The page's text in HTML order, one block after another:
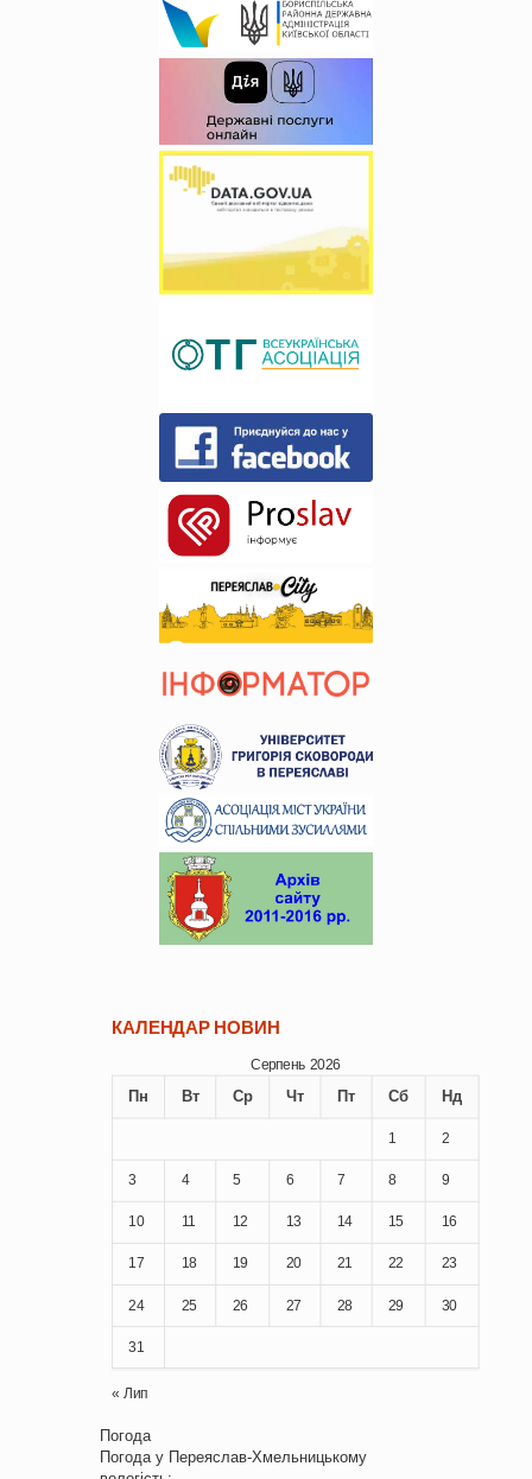
КАЛЕНДАР НОВИН
Серпень 2026
Пн Вт Ср Чт Пт Сб Нд
1 2
3 4 5 6 7 8 9
10 11 12 13 14 15 16
17 18 19 20 21 22 23
24 25 26 27 28 29 30
31
« Лип
Погода
Погода у Переяслав-Хмельницькому